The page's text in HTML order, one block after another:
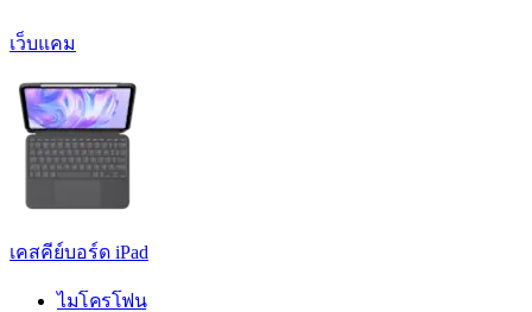
เว็บแคม
เคสคีย์บอร์ด iPad
ไมโครโฟน